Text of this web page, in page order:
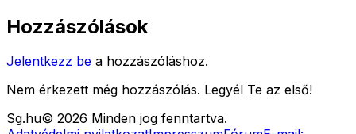
Hozzászólások
Jelentkezz be a hozzászóláshoz.
Nem érkezett még hozzászólás. Legyél Te az első!
Sg.hu© 2026 Minden jog fenntartva.